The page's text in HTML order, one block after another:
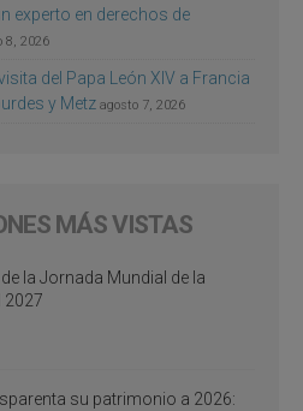
experto en derechos de
8, 2026
del Papa León XIV a Francia
y Metz agosto 7, 2026
MÁS VISTAS
la Jornada Mundial de la
2027
su patrimonio a 2026: